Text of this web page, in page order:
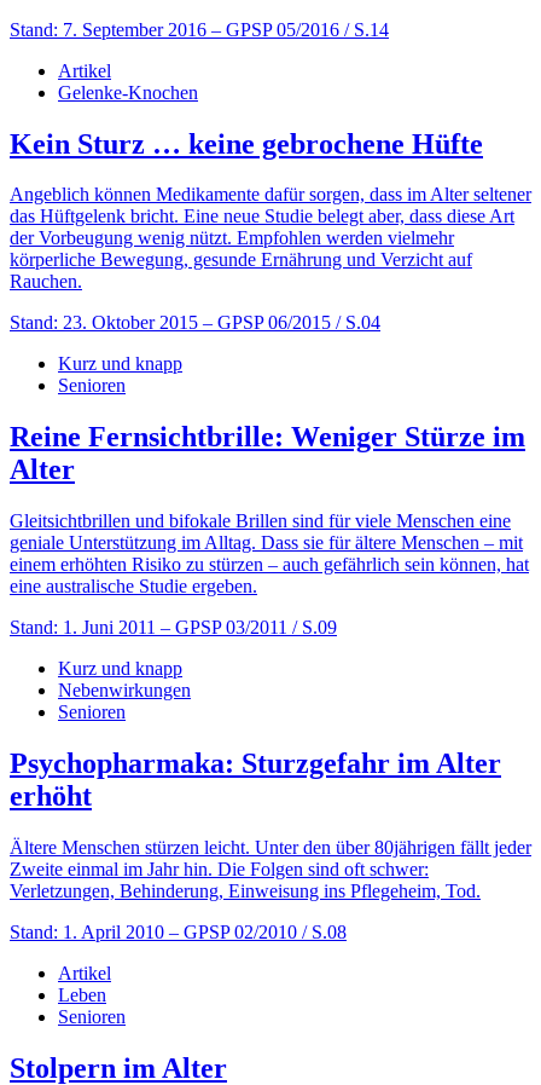
Stand: 7. September 2016 – GPSP 05/2016 / S.14
Artikel
Gelenke-Knochen
Kein Sturz … keine gebrochene Hüfte
Angeblich können Medikamente dafür sorgen, dass im Alter seltener
das Hüftgelenk bricht. Eine neue Studie belegt aber, dass diese Art
der Vorbeugung wenig nützt. Empfohlen werden vielmehr
körperliche Bewegung, gesunde Ernährung und Verzicht auf
Rauchen.
Stand: 23. Oktober 2015 – GPSP 06/2015 / S.04
Kurz und knapp
Senioren
Reine Fernsichtbrille: Weniger Stürze im
Alter
Gleitsichtbrillen und bifokale Brillen sind für viele Menschen eine
geniale Unterstützung im Alltag. Dass sie für ältere Menschen – mit
einem erhöhten Risiko zu stürzen – auch gefährlich sein können, hat
eine australische Studie ergeben.
Stand: 1. Juni 2011 – GPSP 03/2011 / S.09
Kurz und knapp
Nebenwirkungen
Senioren
Psychopharmaka: Sturzgefahr im Alter
erhöht
Ältere Menschen stürzen leicht. Unter den über 80jährigen fällt jeder
Zweite einmal im Jahr hin. Die Folgen sind oft schwer:
Verletzungen, Behinderung, Einweisung ins Pflegeheim, Tod.
Stand: 1. April 2010 – GPSP 02/2010 / S.08
Artikel
Leben
Senioren
Stolpern im Alter